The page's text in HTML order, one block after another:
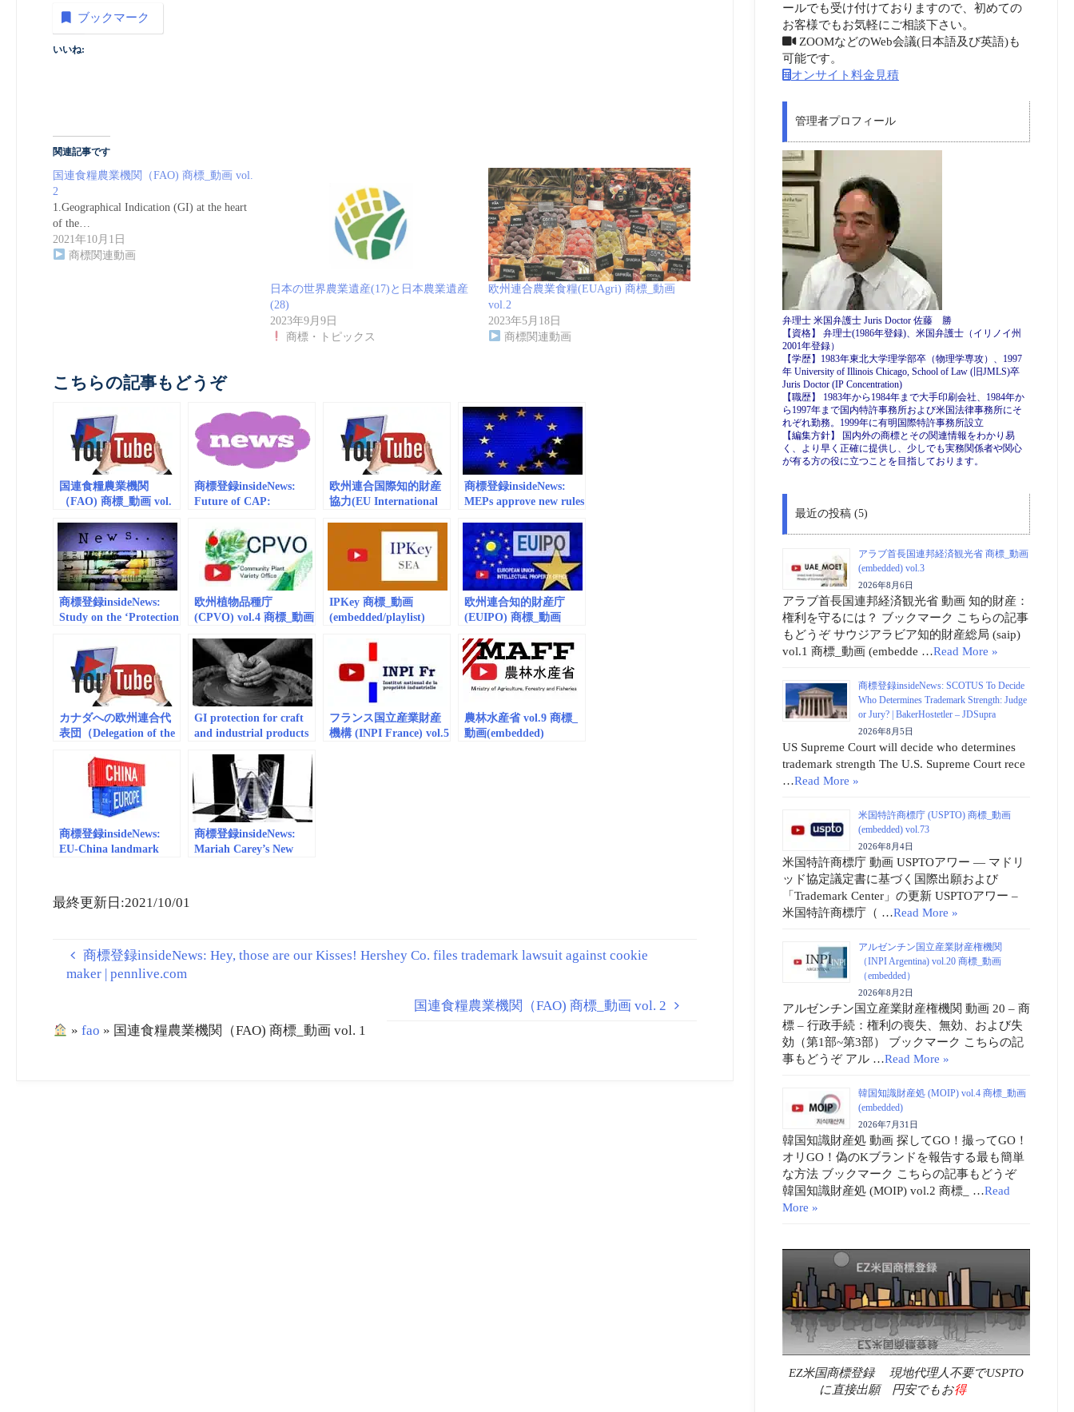
ブックマーク
いいね:
関連記事です
国連食糧農業機関（FAO) 商標_動画 vol.
2
1.Geographical Indication (GI) at the heart
of the…
2021年10月1日
商標関連動画
日本の世界農業遺産(17)と日本農業遺産
(28)
2023年9月9日
商標・トピックス
欧州連合農業食糧(EUAgri) 商標_動画
vol.2
2023年5月18日
商標関連動画
こちらの記事もどうぞ
国連食糧農業機関
（FAO) 商標_動画 vol.
商標登録insideNews:
Future of CAP:
traditions | European
Commission
欧州連合国際知的財産
協力(EU International
Cooperation) 商標_動画
vol.7
商標登録insideNews:
MEPs approve new rules
indications of EU crafts |
European Parliament
商標登録insideNews:
Study on the ‘Protection
Geographical
Indications for
Agricultural Products in
the EU Member States |
EUIPO
欧州植物品種庁
(CPVO) vol.4 商標_動画
from the Fields
IPKey 商標_動画
(embedded/playlist)
欧州連合知的財産庁
(EUIPO) 商標_動画
カナダへの欧州連合代
表団（Delegation of the
Canada）商標_動画
GI protection for craft
and industrial products
フランス国立産業財産
機構 (INPI France) vol.5
農林水産省 vol.9 商標_
動画(embedded)
商標登録insideNews:
EU-China landmark
European Commission
商標登録insideNews:
Mariah Carey’s New
最終更新日:2021/10/01
商標登録insideNews: Hey, those are our Kisses! Hershey Co. files trademark lawsuit against cookie
maker | pennlive.com
国連食糧農業機関（FAO) 商標_動画 vol. 2
»fao » 国連食糧農業機関（FAO) 商標_動画 vol. 1
ールでも受け付けておりますので、初めての
お客様でもお気軽にご相談下さい。
ZOOMなどのWeb会議(日本語及び英語)も
可能です。
オンサイト料金見積
管理者プロフィール
弁理士 米国弁護士 Juris Doctor 佐藤 勝
【資格】 弁理士(1986年登録)、米国弁護士（イリノイ州
2001年登録）
【学歴】1983年東北大学理学部卒（物理学専攻）、1997
年 University of Illinois Chicago, School of Law (旧JMLS)卒
Juris Doctor (IP Concentration)
【職歴】 1983年から1984年まで大手印刷会社、1984年か
ら1997年まで国内特許事務所および米国法律事務所にそ
れぞれ勤務。1999年に有明国際特許事務所設立
【編集方針】 国内外の商標とその関連情報をわかり易
く、より早く正確に提供し、少しでも実務関係者や関心
が有る方の役に立つことを目指しております。
最近の投稿 (5)
アラブ首長国連邦経済観光省 商標_動画
(embedded) vol.3
2026年8月6日
アラブ首長国連邦経済観光省 動画 知的財産：
権利を守るには？ ブックマーク こちらの記事
もどうぞ サウジアラビア知的財産総局 (saip)
vol.1 商標_動画 (embedde …Read More »
商標登録insideNews: SCOTUS To Decide
Who Determines Trademark Strength: Judge
or Jury? | BakerHostetler – JDSupra
2026年8月5日
US Supreme Court will decide who determines
trademark strength The U.S. Supreme Court rece
…Read More »
米国特許商標庁 (USPTO) 商標_動画
(embedded) vol.73
2026年8月4日
米国特許商標庁 動画 USPTOアワー ― マドリ
ッド協定議定書に基づく国際出願および
「Trademark Center」の更新 USPTOアワー –
米国特許商標庁（ …Read More »
アルゼンチン国立産業財産権機関
（INPI Argentina) vol.20 商標_動画
（embedded）
2026年8月2日
アルゼンチン国立産業財産権機関 動画 20 – 商
標 – 行政手続：権利の喪失、無効、および失
効（第1部~第3部） ブックマーク こちらの記
事もどうぞ アル …Read More »
韓国知識財産処 (MOIP) vol.4 商標_動画
(embedded)
2026年7月31日
韓国知識財産処 動画 探してGO！撮ってGO！
オリGO！偽のKブランドを報告する最も簡単
な方法 ブックマーク こちらの記事もどうぞ
韓国知識財産処 (MOIP) vol.2 商標_ …Read
More »
EZ米国商標登録 現地代理人不要でUSPTO
に直接出願 円安でもお得